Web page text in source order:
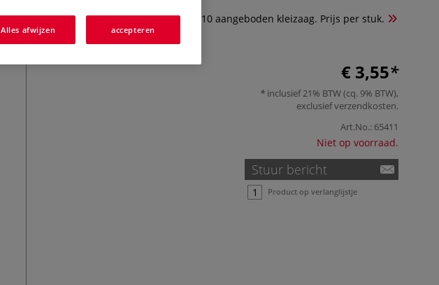
Draad voor de onder best.nr. 65410 aangeboden kleizaag. Prijs per stuk.
Meer
€ 3,55
inclusief 21% BTW (cq. 9% BTW),
exclusiefverzendkosten.
Art.No.: 65411
Niet op voorraad.
Stuur bericht
Product op verlanglijstje
Alles afwijzen accepteren